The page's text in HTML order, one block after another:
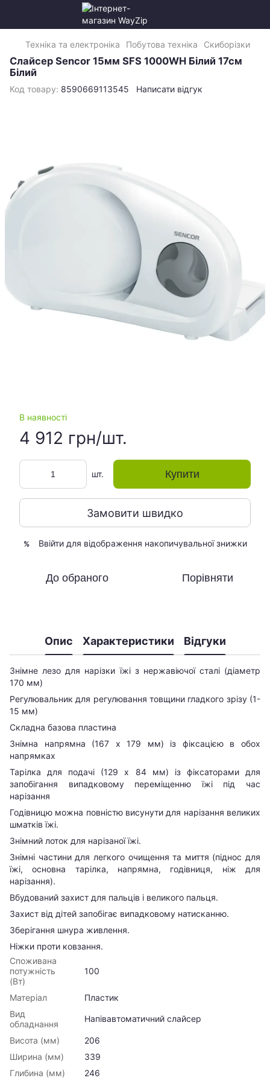
Техніка та електроніка Побутова техніка Скиборізки
Слайсер Sencor 15мм SFS 1000WH Білий 17см
Білий
Код товару: 8590669113545 Написати відгук
В наявності
4 912 грн/шт.
шт. Купити
Замовити швидко
% Ввійти для відображення накопичувальної знижки
До обраного Порівняти
Опис Характеристики Відгуки
Знімне лезо для нарізки їжі з нержавіючої сталі (діаметр
170 мм)
Регулювальник для регулювання товщини гладкого зрізу (1-
15 мм)
Складна базова пластина
Знімна напрямна (167 x 179 мм) із фіксацією в обох
напрямках
Тарілка для подачі (129 x 84 мм) із фіксаторами для
запобігання випадковому переміщенню їжі під час
нарізання
Годівницю можна повністю висунути для нарізання великих
шматків їжі.
Знімний лоток для нарізаної їжі.
Знімні частини для легкого очищення та миття (піднос для
їжі, основна тарілка, напрямна, годівниця, ніж для
нарізання).
Вбудований захист для пальців і великого пальця.
Захист від дітей запобігає випадковому натисканню.
Зберігання шнура живлення.
Ніжки проти ковзання.
Споживана
потужність
(Вт)
100
Матеріал
Пластик
Вид
обладнання
Напівавтоматичний слайсер
Висота (мм)
206
Ширина (мм)
339
Глибина (мм)
246